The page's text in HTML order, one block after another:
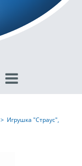
> Игрушка "Страус",